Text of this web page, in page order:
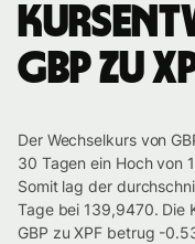
GBP zu
Der Wechselkurs von
30 Tagen ein Hoch von
Somit lag der
Tage bei 139,9470. Die
GBP zu XPF betrug -